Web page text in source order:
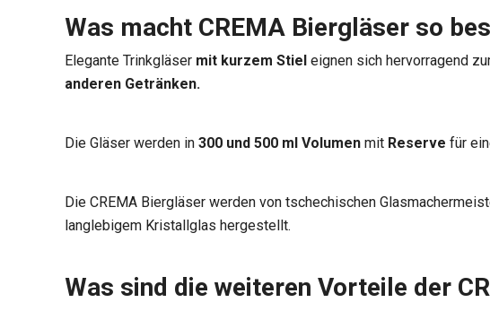
Was macht CREMA Biergläser so
Elegante Trinkgläser mit kurzem Stiel eignen sich hervorragend
anderen Getränken.
Die Gläser werden in 300 und 500 ml Volumen mit Reserve für
Die CREMA Biergläser werden von tschechischen
langlebigem Kristallglas hergestellt.
Was sind die weiteren Vorteile der